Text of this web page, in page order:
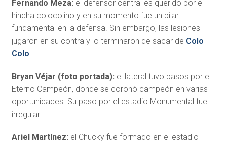
Fernando Meza: el defensor central es querido por el
hincha colocolino y en su momento fue un pilar
fundamental en la defensa. Sin embargo, las lesiones
jugaron en su contra y lo terminaron de sacar de Colo
Colo.
Bryan Véjar (foto portada): el lateral tuvo pasos por el
Eterno Campeón, donde se coronó campeón en varias
oportunidades. Su paso por el estadio Monumental fue
irregular.
Ariel Martínez: el Chucky fue formado en el estadio